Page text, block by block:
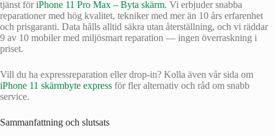
tjänst föriPhone 11 Pro Max – Byta skärm. Vi erbjuder snabba
reparationer med hög kvalitet, tekniker med mer än 10 års erfarenhet
och prisgaranti. Data hålls alltid säkra utan återställning, och vi räddar
9 av 10 mobiler med miljösmart reparation — ingen överraskning i
priset.
Vill du ha expressreparation eller drop‑in? Kolla även vår sida om
iPhone 11 skärmbyte express för fler alternativ och råd om snabb
service.
Sammanfattning och slutsats